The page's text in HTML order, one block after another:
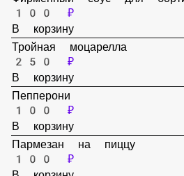
Фирменный соус для бортика
100 ₽
В корзину
Тройная моцарелла
250 ₽
В корзину
Пепперони
100 ₽
В корзину